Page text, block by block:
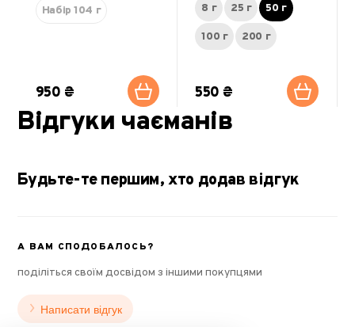
Набір 104 г
950 ₴
8 г 25 г 50 г
100 г 200 г
550 ₴
Відгуки чаєманів
Будьте-те першим, хто додав відгук
А ВАМ СПОДОБАЛОСЬ?
поділіться своїм досвідом з іншими покупцями
Написати відгук